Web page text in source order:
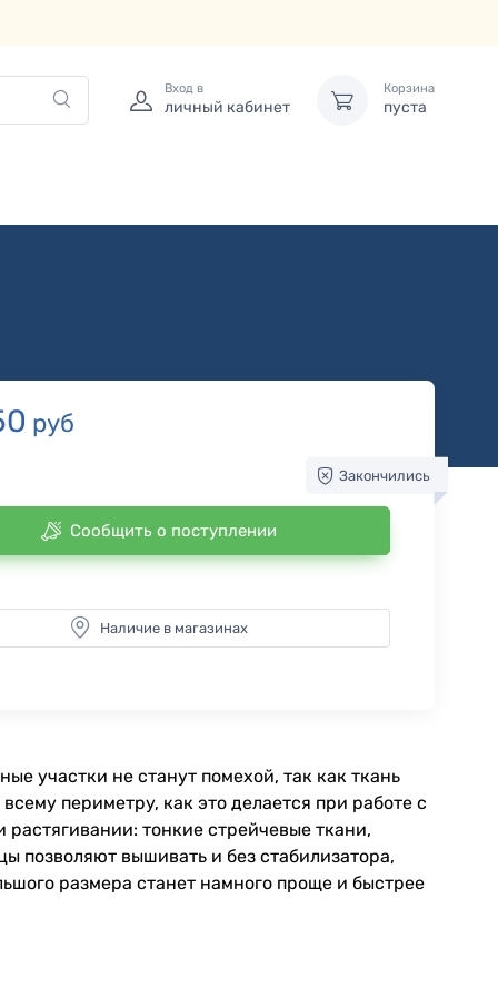
Вход в
личный кабинет
Корзина
пуста
руб
Закончились
Сообщить о поступлении
Наличие в магазинах
участки не станут помехой, так как ткань
периметру, как это делается при работе с
тонкие стрейчевые ткани,
позволяют вышивать и без стабилизатора,
размера станет намного проще и быстрее